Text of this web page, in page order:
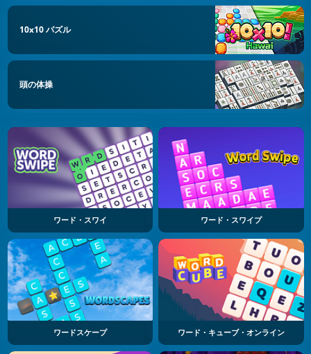
10x10 パズル
頭の体操
ワード・スワイ ワード・スワイプ
ワードスケープ ワード・キューブ・オンライン